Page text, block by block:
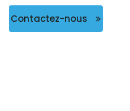
Contactez-nous